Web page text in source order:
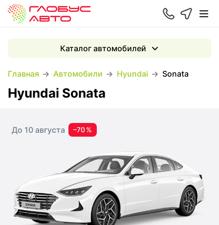
Главная Автомобили Hyundai Sonata
Каталог автомобилей
Hyundai Sonata
До 10 августа –70 %